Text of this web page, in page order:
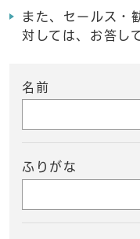
また、セールス・
対しては、お答し
名前
ふりがな